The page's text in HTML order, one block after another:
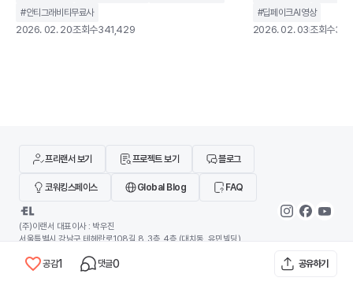
히 코드 자동완성을 제공하는 도구가 아니라,개발 작업
을 계획하고 실행까지 이어가는 구조를 지향합니다.기
#안티그래비티무료사
2026. 02. 20조회수341,429
생성할 수 있는 웹 기반
니다.과거에는 전문 장
#딥페이크AI영상
2026. 02. 03조회수
공감1 댓글0 공유하기
프리랜서 보기 프로젝트 보기 블로그
코워킹스페이스 Global Blog FAQ
(주)이랜서 대표이사 : 박우진
서울특별시 강남구 테헤란로108길 8, 3층, 4층 (대치동, 유민빌딩)
Google Play